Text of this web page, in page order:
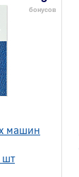
бонусов
машин
шт